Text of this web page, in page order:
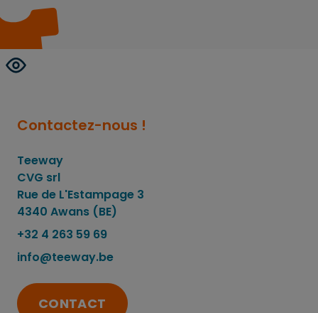
Contactez-nous !
Teeway
CVG srl
Rue de L'Estampage 3
4340 Awans (BE)
+32 4 263 59 69
info@teeway.be
CONTACT